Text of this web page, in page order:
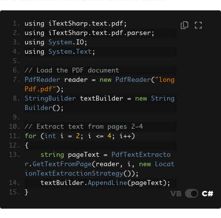
using iTextSharp . text . pdf ;
using iTextSharp . text . pdf . parser ;
using System . IO;
using System . Text ;
// Load the PDF document
PdfReader reader = new PdfReader( "long
Pdf.pdf" );
StringBuilder textBuilder = new
String
Builder();
// Extract text from pages 2–4
for
( int i = 2 ; i <= 4; i++)
{
string pageText =
PdfTextExtracto
r . GetTextFromPage( reader , i , new
Locat
ionTextExtractionStrategy());
    textBuilder
. AppendLine( pageText );
}
VB C#